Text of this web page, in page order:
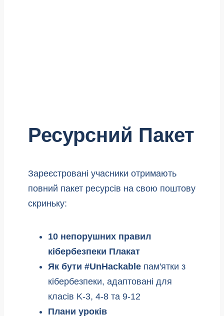
Ресурсний Пакет
Зареєстровані учасники отримають
повний пакет ресурсів на свою поштову
скриньку:
10 непорушних правил
кібербезпеки Плакат
Як бути #UnHackable пам'ятки з
кібербезпеки, адаптовані для
класів K-3, 4-8 та 9-12
Плани уроків